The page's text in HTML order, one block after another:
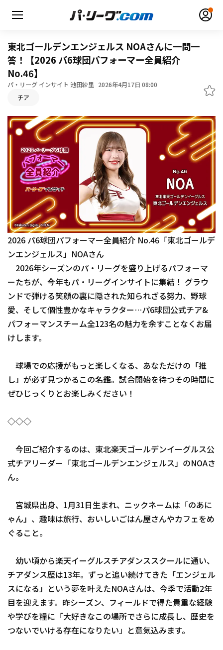
無料アカウント登録 ログイン
HOME
日程・結果
順位表･成績
1軍公式戦
ファーム東地区
ファーム中地区
ファーム西地区
交流戦
選手名鑑
選手名鑑トップ
北海道日本ハムファイターズ
東北楽天ゴールデンイーグルス
埼玉西武ライオンズ
千葉ロッテマリーンズ
福岡ソフトバンクホークス
ニュース
運営会社 （別ウィンドウで開く） よくある質問
東北ゴールデンエンジェルス NOAさんに一問一
答！【2026 パ6球団パフォーマー全員紹介
No.46】
パ・リーグ インサイト 池田紗里 2026年4月17日 08:00
チア
2026 パ6球団パフォーマー全員紹介 No.46「東北ゴールデ
ンエンジェルス」NOAさん
2026年シーズンのパ・リーグを盛り上げるパフォーマ
ーたちが、今年もパ・リーグインサイトに集結！ グラウ
ンドで弾ける笑顔の裏に隠された知られざる努力、野球
愛、そして個性豊かなキャラクター…パ6球団公式チア&
パフォーマンスチーム全123名の魅力を余すことなくお届
けします。
球場での応援がもっと楽しくなる、あなただけの「推
し」が必ず見つかるこの名鑑。試合開始を待つその時間に
ぜひじっくりとお楽しみください！
◇◇◇
今回ご紹介するのは、東北楽天ゴールデンイーグルス公
式チアリーダー「東北ゴールデンエンジェルス」のNOAさ
ん。
宮城県出身、1月31日生まれ、ニックネームは「のあに
ゃん」、趣味は旅行、おいしいごはん屋さんやカフェをめ
ぐること。
幼い頃から楽天イーグルスチアダンススクールに通い、
チアダンス歴は13年。ずっと追い続けてきた「エンジェル
スになる」という夢を叶えたNOAさんは、今季で活動2年
目を迎えます。昨シーズン、フィールドで得た貴重な経験
や学びを糧に「大好きなこの場所でさらに成長し、歴史を
つないでいける存在になりたい」と意気込みます。